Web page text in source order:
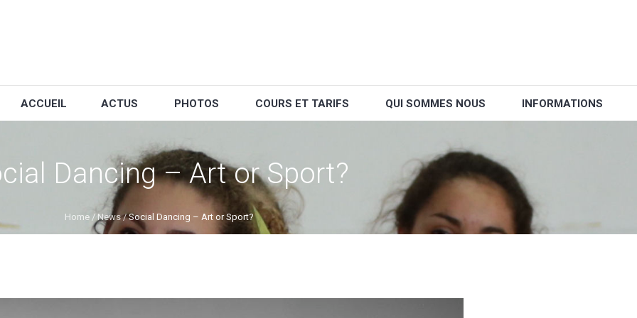
ACCUEIL ACTUS PHOTOS COURS ET TARIFS QUI SOMMES NOUS INFORMATIONS
Dancing – Art or Sport?
Home / News /Social Dancing – Art or Sport?